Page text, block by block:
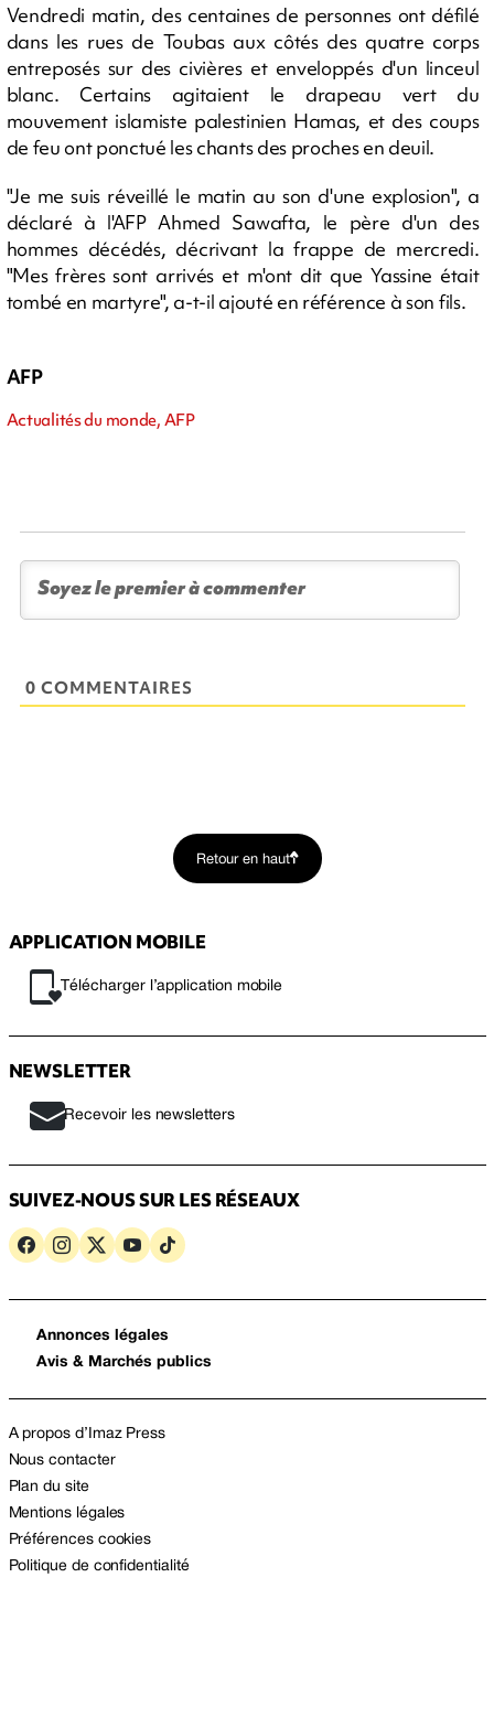
Vendredi matin, des centaines de personnes ont défilé
dans les rues de Toubas aux côtés des quatre corps
entreposés sur des civières et enveloppés d'un linceul
blanc. Certains agitaient le drapeau vert du
mouvement islamiste palestinien Hamas, et des coups
de feu ont ponctué les chants des proches en deuil.
"Je me suis réveillé le matin au son d'une explosion", a
déclaré à l'AFP Ahmed Sawafta, le père d'un des
hommes décédés, décrivant la frappe de mercredi.
"Mes frères sont arrivés et m'ont dit que Yassine était
tombé en martyre", a-t-il ajouté en référence à son fils.
AFP
Actualités du monde, AFP
0 COMMENTAIRES
Retour en haut
APPLICATION MOBILE
Télécharger l’application mobile
NEWSLETTER
Recevoir les newsletters
SUIVEZ-NOUS SUR LES RÉSEAUX
Annonces légales
Avis & Marchés publics
A propos d’Imaz Press
Nous contacter
Plan du site
Mentions légales
Préférences cookies
Politique de confidentialité